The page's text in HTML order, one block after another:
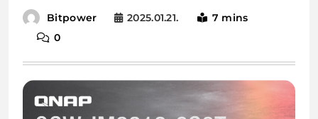
Bitpower 2025.01.21.
7 mins
0